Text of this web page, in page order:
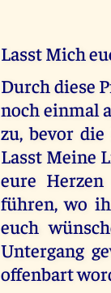
Lasst Mich
Durch diese
noch einmal
zu, bevor
Lasst Meine
eure
führen, wo
euch
Untergang
offenbart